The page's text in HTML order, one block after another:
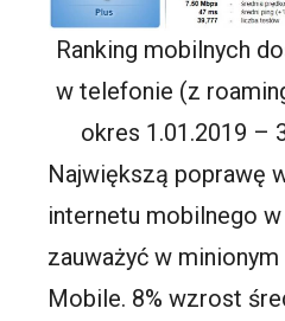
Ranking mobilnych
w telefonie (z
okres 1.01.2019 –
Największą poprawę
internetu mobilnego
zauważyć w
Mobile. 8% wzrost